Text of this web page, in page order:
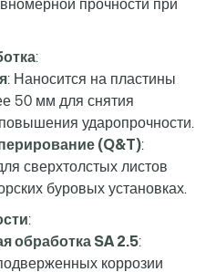
прочности при
:
: Наносится на пластины
50 мм для снятия
ударопрочности.
(Q&T):
сверхтолстых листов
буровых установках.
:
обработка SA 2.5:
коррозии